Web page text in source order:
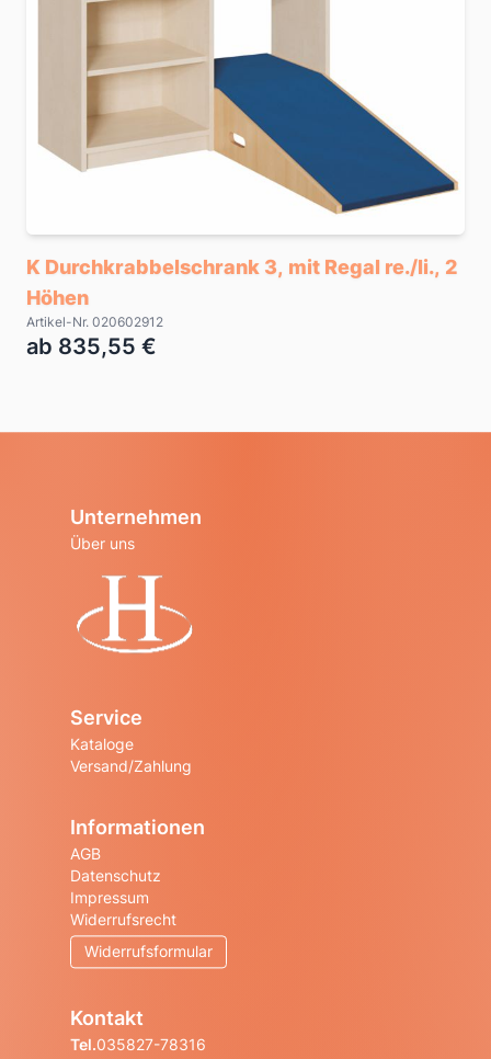
K Durchkrabbelschrank 3, mit Regal re./li., 2
Höhen
Artikel-Nr. 020602912
ab 835,55 €
Unternehmen
Über uns
Service
Kataloge
Versand/Zahlung
Informationen
AGB
Datenschutz
Impressum
Widerrufsrecht
Widerrufsformular
Kontakt
Tel.035827-78316